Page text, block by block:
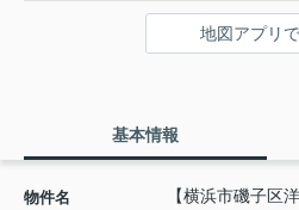
地図アプリ
基本情報
物件名
【横浜市磯子区